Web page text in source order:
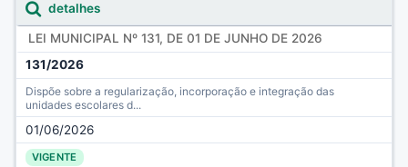
detalhes
LEI MUNICIPAL Nº 131, DE 01 DE JUNHO DE 2026
131/2026
Dispõe sobre a regularização, incorporação e integração das
unidades escolares d...
01/06/2026
VIGENTE